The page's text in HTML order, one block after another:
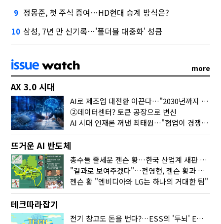
9 정몽준, 첫 주식 증여…HD현대 승계 방식은?
10 삼성, 7년 만 신기록…'폴더블 대중화' 성큼
more
AX 3.0 시대
AI로 제조업 대전환 이끈다…"2030년까지 민관합동 20조 투자"
②데이터센터? 토큰 공장으로 변신
AI 시대 인재론 꺼낸 최태원…"협업이 경쟁력"
뜨거운 AI 반도체
총수들 줄세운 젠슨 황…한국 산업계 새판 짰다
"결과로 보여주겠다"…전영현, 젠슨 황과 HBM5 논의
젠슨 황 "엔비디아와 LG는 하나의 거대한 팀"
테크따라잡기
전기 창고도 돈을 번다?…ESS의 '두뇌' EMO가 뭐길래